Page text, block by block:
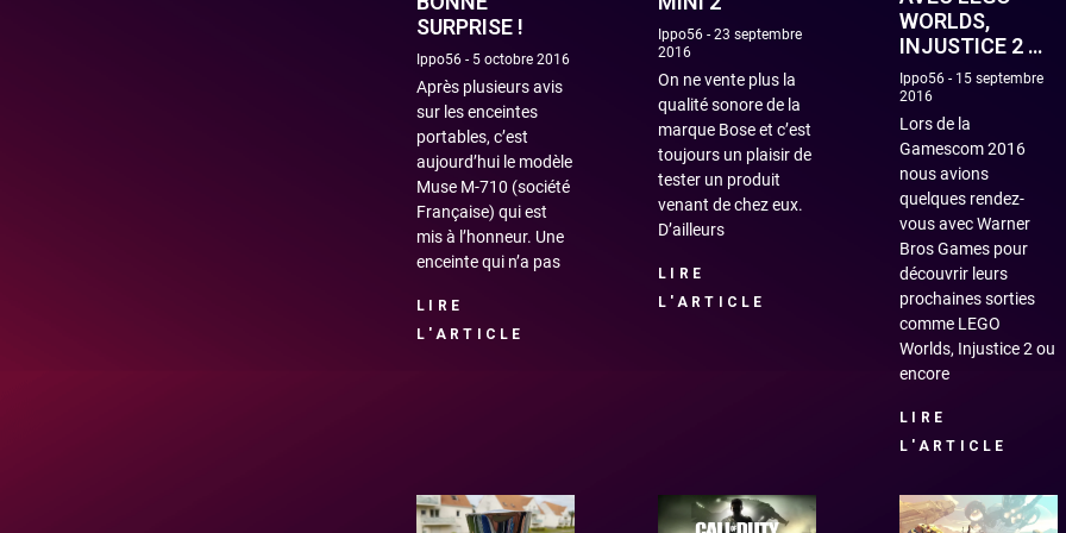
SURPRISE !
Ippo56 5 octobre 2016
Après plusieurs avis
sur les enceintes
portables, c’est
aujourd’hui le modèle
Muse M-710 (société
Française) qui est
mis à l’honneur. Une
enceinte qui n’a pas
LIRE
L'ARTICLE
Ippo56 23 septembre
2016
On ne vente plus la
qualité sonore de la
marque Bose et c’est
toujours un plaisir de
tester un produit
venant de chez eux.
D’ailleurs
LIRE
L'ARTICLE
WORLDS,
INJUSTICE 2 …
Ippo56 15 septembre
2016
Lors de la
Gamescom 2016
nous avions
quelques rendez-
vous avec Warner
Bros Games pour
découvrir leurs
prochaines sorties
comme LEGO
Worlds, Injustice 2 ou
encore
LIRE
L'ARTICLE